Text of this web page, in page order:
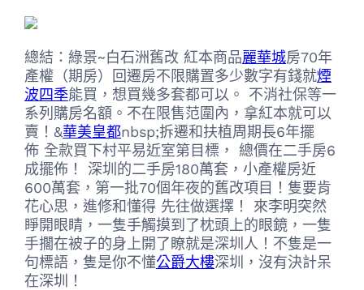
總結：綠景~白石洲舊改 紅本商品麗華城房70年
產權（期房）回遷房不限購置多少數字有錢就煙
波四季能買，想買幾多套都可以。 不消社保等一
系列購房名額。不在限售范圍內，拿紅本就可以
賣！&華美皇都nbsp;拆遷和扶植周期長6年擺
佈 全款買下村平易近室第目標， 總價在二手房6
成擺佈！ 深圳的二手房180萬套，小產權房近
600萬套，第一批70個年夜的舊改項目！隻要肯
花心思，進修和懂得 先往做選擇！ 來李明突然
睜開眼睛，一隻手觸摸到了枕頭上的眼鏡，一隻
手擱在被子的身上開了瞭就是深圳人！不隻是一
句標語，隻是你不懂公爵大樓深圳，沒有決計呆
在深圳！